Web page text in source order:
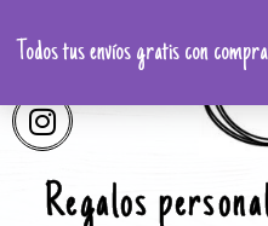
Regalos
Todos tus envíos gratis con